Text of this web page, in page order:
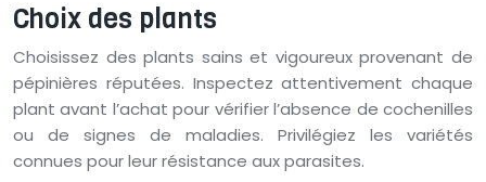
Choix des plants
Choisissez des plants sains et vigoureux provenant de
pépinières réputées. Inspectez attentivement chaque
plant avant l’achat pour vérifier l’absence de cochenilles
ou de signes de maladies. Privilégiez les variétés
connues pour leur résistance aux parasites.